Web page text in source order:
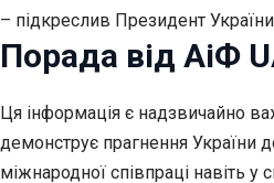
– підкреслив Президент
Порада від АіФ
Ця інформація є надзвичайно
демонструє прагнення України
міжнародної співпраці навіть у